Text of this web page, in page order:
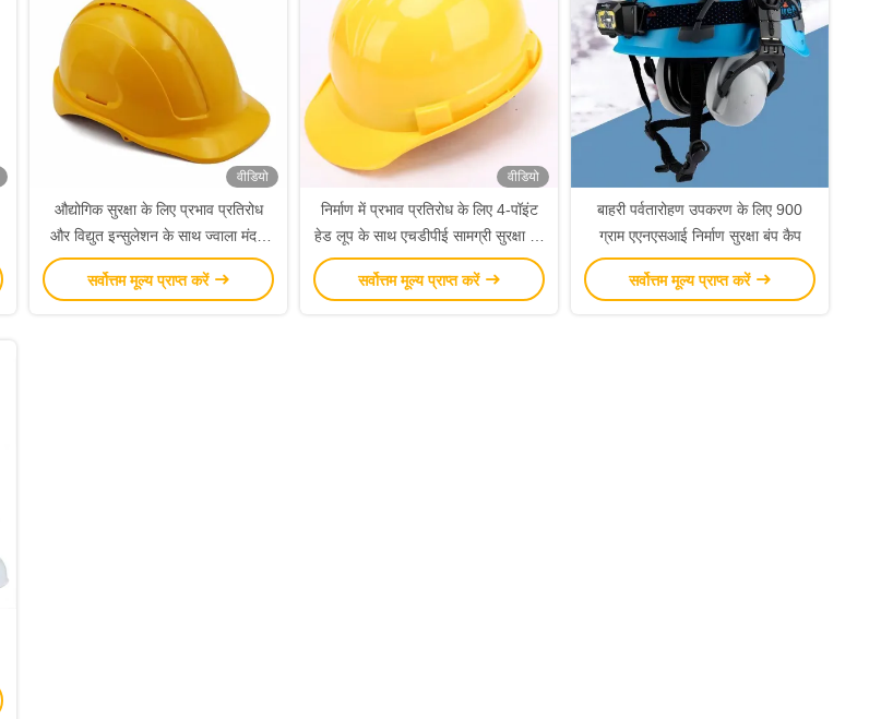
वीडियो
औद्योगिक सुरक्षा के लिए प्रभाव प्रतिरोध
और विद्युत इन्सुलेशन के साथ ज्वाला मंदक
वेल्डिंग हार्ड हैट
सर्वोत्तम मूल्य प्राप्त करें
वीडियो
निर्माण में प्रभाव प्रतिरोध के लिए 4-पॉइंट
हेड लूप के साथ एचडीपीई सामग्री सुरक्षा बंप
कैप
सर्वोत्तम मूल्य प्राप्त करें
बाहरी पर्वतारोहण उपकरण के लिए 900
ग्राम एएनएसआई निर्माण सुरक्षा बंप कैप
सर्वोत्तम मूल्य प्राप्त करें